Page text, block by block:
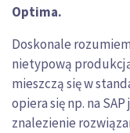
Optima.
Doskonale
nietypową
mieszczą się w
opiera się np. na
znalezienie